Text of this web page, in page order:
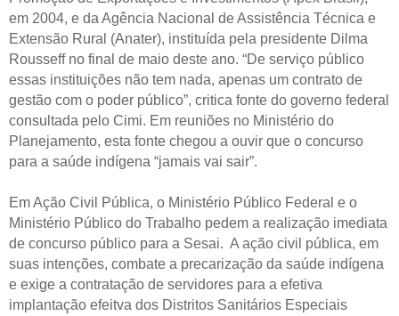
em 2004, e da Agência Nacional de Assistência Técnica e
Extensão Rural (Anater), instituída pela presidente Dilma
Rousseff no final de maio deste ano. “De serviço público
essas instituições não tem nada, apenas um contrato de
gestão com o poder público”, critica fonte do governo federal
consultada pelo Cimi. Em reuniões no Ministério do
Planejamento, esta fonte chegou a ouvir que o concurso
para a saúde indígena “jamais vai sair”.
Em Ação Civil Pública, o Ministério Público Federal e o
Ministério Público do Trabalho pedem a realização imediata
de concurso público para a Sesai. A ação civil pública, em
suas intenções, combate a precarização da saúde indígena
e exige a contratação de servidores para a efetiva
implantação efeitva dos Distritos Sanitários Especiais